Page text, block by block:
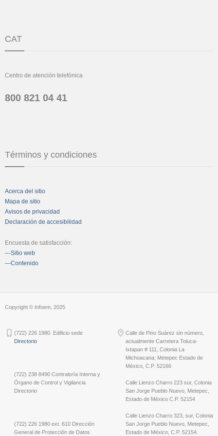
CAT
Centro de atención telefónica
800 821 04 41
Términos y condiciones
Acerca del sitio
Mapa de sitio
Avisos de privacidad
Declaración de accesibilidad
Encuesta de satisfacción:
---Sitio web
---Contenido
Copyright © Infoem, 2025
(722) 226 1980. Edificio sede
Directorio
(722) 238 8490 Contraloría Interna y
Órgano de Control y Vigilancia
Directorio
(722) 226 1980 ext. 610 Dirección
General de Protección de Datos
Calle de Pino Suárez sin número,
actualmente Carretera Toluca-
Ixtapan # 111, Colonia La
Michoacana; Metepec Estado de
México, C.P. 52166
Calle Lienzo Charro 223 sur, Colonia
San Jorge Pueblo Nuevo, Metepec,
Estado de México C.P. 52154
Calle Lienzo Charro 323, sur, Colonia
San Jorge Pueblo Nuevo, Metepec,
Estado de México, C.P. 52154.